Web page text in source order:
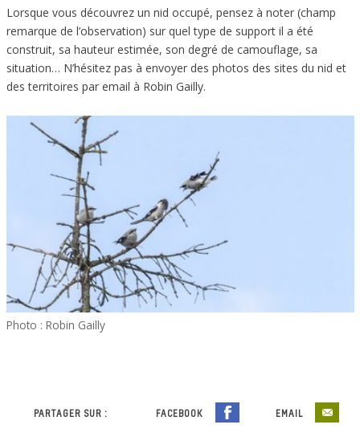
Lorsque vous découvrez un nid occupé, pensez à noter (champ
remarque de l’observation) sur quel type de support il a été
construit, sa hauteur estimée, son degré de camouflage, sa
situation… N’hésitez pas à envoyer des photos des sites du nid et
des territoires par email à Robin Gailly.
Photo : Robin Gailly
PARTAGER SUR : FACEBOOK EMAIL